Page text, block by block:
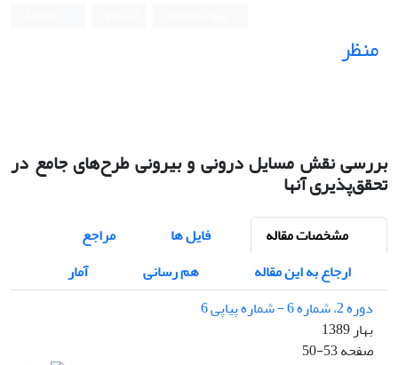
منظر
بررسی نقش مسایل درونی و بیرونی طرح‌های جامع در
تحقق‌پذیری آنها
مشخصات مقاله فایل ها
مراجع
ارجاع به این مقاله
هم رسانی
آمار
دوره 2، شماره 6 - شماره پیاپی 6
بهار 1389
صفحه50-53